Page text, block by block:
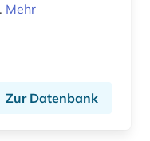
Mehr
Zur Datenbank